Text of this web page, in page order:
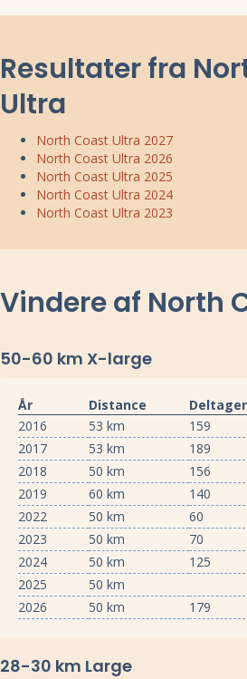
Resultater fra
Ultra
North Coast Ultra 2027
North Coast Ultra 2026
North Coast Ultra 2025
North Coast Ultra 2024
North Coast Ultra 2023
Vindere af North
50-60 km X-large
År Distance
2016
53 km 159
2017
53 km 189
2018
50 km 156
2019
60 km 140
2022
50 km 60
2023
50 km 70
2024
50 km 125
2025
50 km
2026
50 km 179
28-30 km Large